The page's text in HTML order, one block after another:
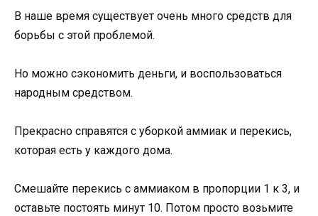
В наше время существует очень много средств для
борьбы с этой проблемой.
Но можно сэкономить деньги, и воспользоваться
народным средством.
Прекрасно справятся с уборкой аммиак и перекись,
которая есть у каждого дома.
Смешайте перекись с аммиаком в пропорции 1 к 3, и
оставьте постоять минут 10. Потом просто возьмите